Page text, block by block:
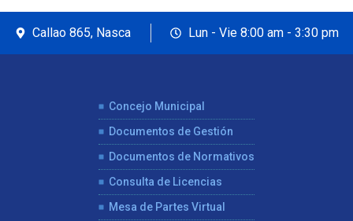
Callao 865, Nasca Lun - Vie 8:00 am - 3:30 pm
Concejo Municipal
Documentos de Gestión
Documentos de Normativos
Consulta de Licencias
Mesa de Partes Virtual